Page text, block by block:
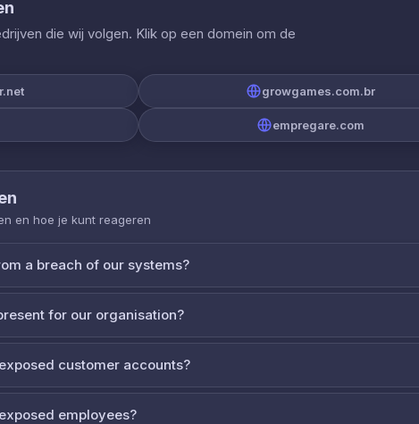
die wij volgen. Klik op een domein om de
growgames.com.br
empregare.com
en hoe je kunt reageren
a breach of our systems?
for our organisation?
customer accounts?
employees?